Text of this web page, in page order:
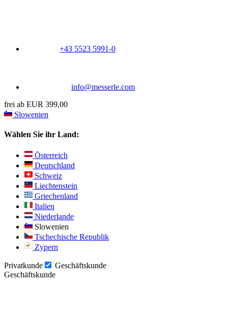
+43 5523 5991-0
info@messerle.com
frei ab EUR 399,00
Slowenien
Wählen Sie ihr Land:
Österreich
Deutschland
Schweiz
Liechtenstein
Griechenland
Italien
Niederlande
Slowenien
Tschechische Republik
Zypern
Privatkunde
Geschäftskunde
Geschäftskunde